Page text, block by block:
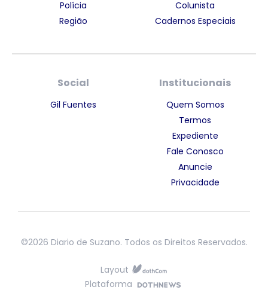
Polícia
Região
Colunista
Cadernos Especiais
Social
Gil Fuentes
Institucionais
Quem Somos
Termos
Expediente
Fale Conosco
Anuncie
Privacidade
©2026 Diario de Suzano. Todos os Direitos Reservados.
Layout
Plataforma